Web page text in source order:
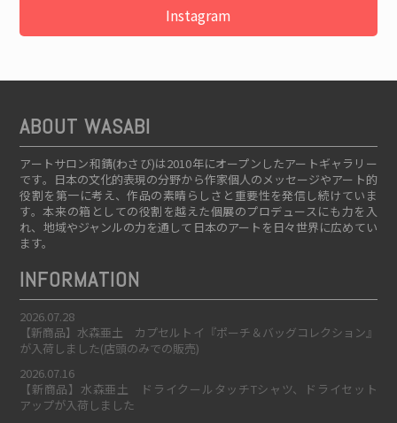
Instagram
ABOUT WASABI
アートサロン和錆(わさび)は2010年にオープンしたアートギャラリー
です。日本の文化的表現の分野から作家個人のメッセージやアート的
役割を第一に考え、作品の素晴らしさと重要性を発信し続けていま
す。本来の箱としての役割を越えた個展のプロデュースにも力を入
れ、地域やジャンルの力を通して日本のアートを日々世界に広めてい
ます。
INFORMATION
2026.07.28
【新商品】水森亜土 カプセルトイ『ポーチ＆バッグコレクション』
が入荷しました(店頭のみでの販売)
2026.07.16
【新商品】水森亜土 ドライクールタッチTシャツ、ドライセット
アップが入荷しました